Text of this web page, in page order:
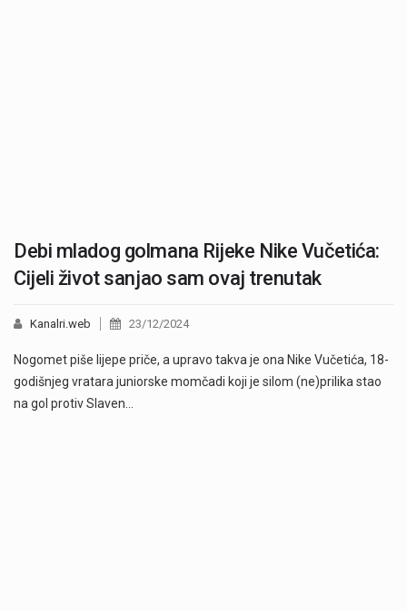
Debi mladog golmana Rijeke Nike Vučetića:
Cijeli život sanjao sam ovaj trenutak
Kanalri.web 23/12/2024
Nogomet piše lijepe priče, a upravo takva je ona Nike Vučetića, 18-
godišnjeg vratara juniorske momčadi koji je silom (ne)prilika stao
na gol protiv Slaven…